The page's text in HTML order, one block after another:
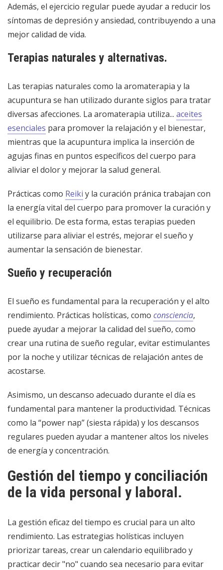
Además, el ejercicio regular puede ayudar a reducir los
síntomas de depresión y ansiedad, contribuyendo a una
mejor calidad de vida.
Terapias naturales y alternativas.
Las terapias naturales como la aromaterapia y la
acupuntura se han utilizado durante siglos para tratar
diversas afecciones. La aromaterapia utiliza... aceites
esenciales para promover la relajación y el bienestar,
mientras que la acupuntura implica la inserción de
agujas finas en puntos específicos del cuerpo para
aliviar el dolor y mejorar la salud general.
Prácticas como Reiki y la curación pránica trabajan con
la energía vital del cuerpo para promover la curación y
el equilibrio. De esta forma, estas terapias pueden
utilizarse para aliviar el estrés, mejorar el sueño y
aumentar la sensación de bienestar.
Sueño y recuperación
El sueño es fundamental para la recuperación y el alto
rendimiento. Prácticas holísticas, como consciencia,
puede ayudar a mejorar la calidad del sueño, como
crear una rutina de sueño regular, evitar estimulantes
por la noche y utilizar técnicas de relajación antes de
acostarse.
Asimismo, un descanso adecuado durante el día es
fundamental para mantener la productividad. Técnicas
como la “power nap” (siesta rápida) y los descansos
regulares pueden ayudar a mantener altos los niveles
de energía y concentración.
Gestión del tiempo y conciliación
de la vida personal y laboral.
La gestión eficaz del tiempo es crucial para un alto
rendimiento. Las estrategias holísticas incluyen
priorizar tareas, crear un calendario equilibrado y
practicar decir "no" cuando sea necesario para evitar